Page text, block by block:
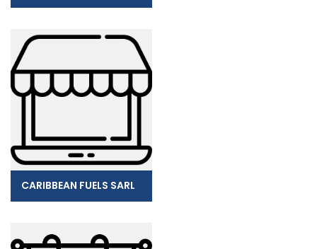
CARIBBEAN FUELS SARL